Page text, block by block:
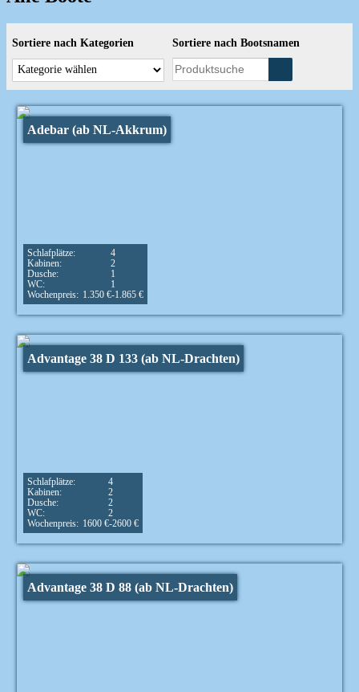
Sortiere nach Kategorien Sortiere nach Bootsnamen
Adebar (ab NL-Akkrum)
Schlafplätze:
4
Kabinen:
2
Dusche:
1
WC:
1
Wochenpreis: 1.350 €-1.865 €
Advantage 38 D 133 (ab NL-Drachten)
Schlafplätze:
4
Kabinen:
2
Dusche:
2
WC:
2
Wochenpreis: 1600 €-2600 €
Advantage 38 D 88 (ab NL-Drachten)